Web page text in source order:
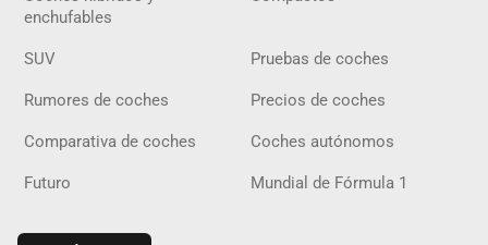
enchufables
SUV Pruebas de coches
Rumores de coches Precios de coches
Comparativa de coches Coches autónomos
Futuro Mundial de Fórmula 1